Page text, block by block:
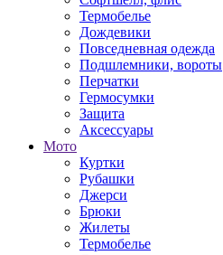
Термобелье
Дождевики
Повседневная одежда
Подшлемники, вороты
Перчатки
Гермосумки
Защита
Аксессуары
Мото
Куртки
Рубашки
Джерси
Брюки
Жилеты
Термобелье